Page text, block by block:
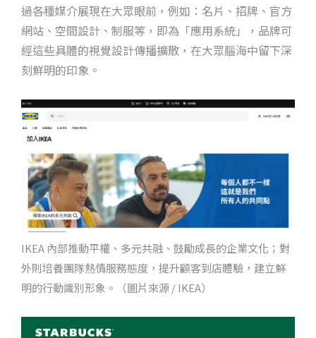
過各種媒介展現在大眾眼前，例如：名片、招牌、官方
網站、空間設計、制服等，即為「應用系統」，品牌可
經這些具體的視覺設計傳播擴散，在大眾腦海中留下深
刻鮮明的印象。
IKEA 內部推動平權、多元共融、鼓勵成長的企業文化；對
外則培養團隊熱情服務態度，提升顧客到店體驗，建立鮮
明的行動識別形象。（圖片來源 / IKEA）